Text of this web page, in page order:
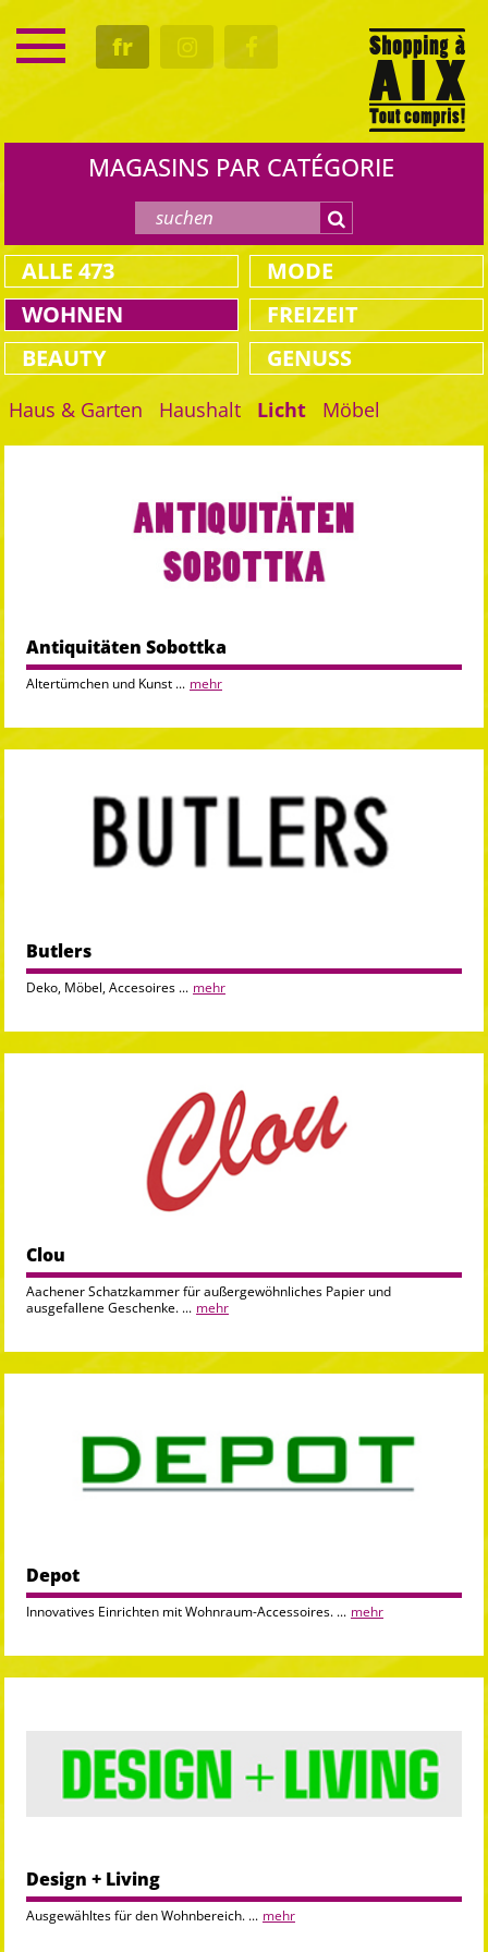
fr
SERVICE
RENDEZ-VOUS
CULTURE
GASTRO
MAGASINS PAR CATÉGORIE
ALLE 473
MODE
WOHNEN
Haus & Garten Haushalt Licht Möbel
FREIZEIT
BEAUTY
GENUSS
Antiquitäten Sobottka
Altertümchen und Kunst ... mehr
Butlers
Deko, Möbel, Accesoires ... mehr
Clou
Aachener Schatzkammer für außergewöhnliches Papier und
ausgefallene Geschenke. ... mehr
Depot
Innovatives Einrichten mit Wohnraum-Accessoires. ... mehr
Design + Living
Ausgewähltes für den Wohnbereich. ... mehr